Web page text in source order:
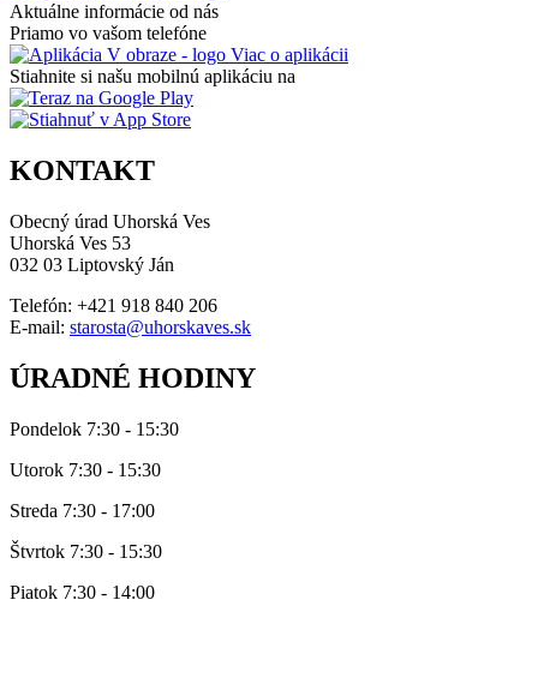
Aktuálne informácie od nás
Priamo vo vašom telefóne
Viac o aplikácii
Stiahnite si našu mobilnú aplikáciu na
KONTAKT
Obecný úrad Uhorská Ves
Uhorská Ves 53
032 03 Liptovský Ján
Telefón: +421 918 840 206
E-mail: starosta@uhorskaves.sk
ÚRADNÉ HODINY
Pondelok 7:30 - 15:30
Utorok 7:30 - 15:30
Streda 7:30 - 17:00
Štvrtok 7:30 - 15:30
Piatok 7:30 - 14:00